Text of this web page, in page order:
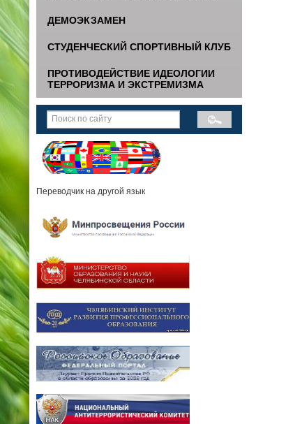
ДЕМОЭКЗАМЕН
СТУДЕНЧЕСКИЙ СПОРТИВНЫЙ КЛУБ
ПРОТИВОДЕЙСТВИЕ ИДЕОЛОГИИ
ТЕРРОРИЗМА И ЭКСТРЕМИЗМА
Переводчик на другой язык